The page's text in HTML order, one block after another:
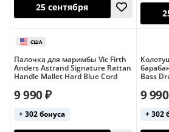
США
Палочка для маримбы Vic Firth
Anders Astrand Signature Rattan
Handle Mallet Hard Blue Cord
9 990 ₽
+ 302 бонуса
Bass
9
+ 302